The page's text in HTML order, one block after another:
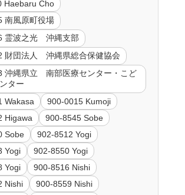
Haebaru Cho
南風原町役場
霊波之光 沖縄支部
財団法人 沖縄県総合保健協会
沖縄県立 南部医療センター・こど
ター
Wakasa
900-0015 Kumoji
Higawa
900-8545 Sobe
Sobe
902-8512 Yogi
Yogi
902-8550 Yogi
Yogi
900-8516 Nishi
Nishi
900-8559 Nishi